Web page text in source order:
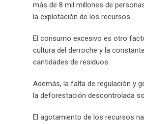
más de 8 mil millones de
la explotación de los recursos.
El consumo excesivo es otro
cultura del derroche y la
cantidades de residuos.
Además, la falta de regulación y
la deforestación descontrolada
El agotamiento de los recursos